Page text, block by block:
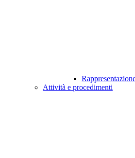
Attività e procedimenti